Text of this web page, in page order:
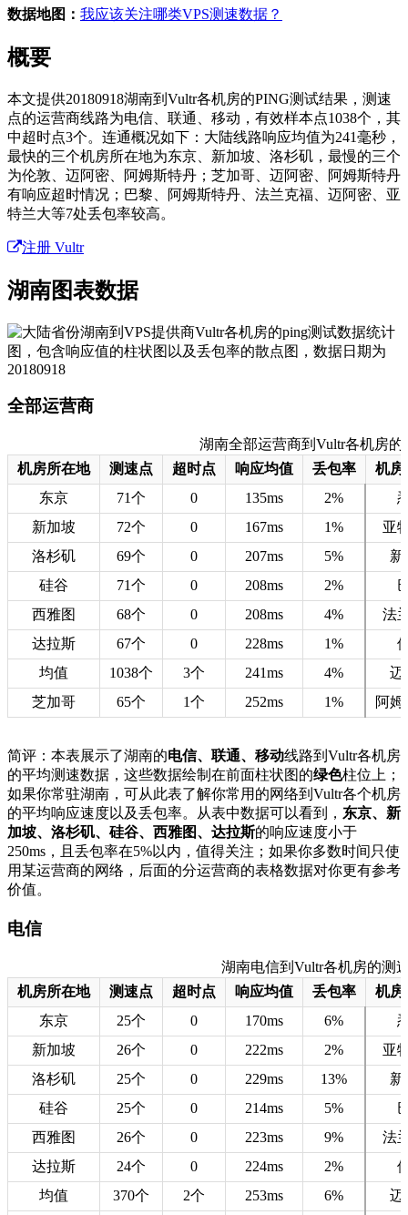
数据地图： 我应该关注哪类VPS测速数据？
概要
本文提供20180918湖南到Vultr各机房的PING测试结果，测速
点的运营商线路为电信、联通、移动，有效样本点1038个，其
中超时点3个。连通概况如下：大陆线路响应均值为241毫秒，
最快的三个机房所在地为东京、新加坡、洛杉矶，最慢的三个
为伦敦、迈阿密、阿姆斯特丹；芝加哥、迈阿密、阿姆斯特丹
有响应超时情况；巴黎、阿姆斯特丹、法兰克福、迈阿密、亚
特兰大等7处丢包率较高。
注册 Vultr
湖南图表数据
全部运营商
湖南全部运营商到Vultr各机房的
机房所在地
测速点 超时点 响应均值 丢包率
机房
东京
71个 0 135ms 2%
新加坡
72个 0 167ms 1%
亚
洛杉矶
69个 0 207ms 5%
新
硅谷
71个 0 208ms 2%
西雅图
68个 0 208ms 4%
法
达拉斯
67个 0 228ms 1%
均值
1038个 3个 241ms 4%
迈
芝加哥
65个 1个 252ms 1% 阿
简评：本表展示了湖南的电信、联通、移动线路到Vultr各机房
的平均测速数据，这些数据绘制在前面柱状图的绿色柱位上；
如果你常驻湖南，可从此表了解你常用的网络到Vultr各个机房
的平均响应速度以及丢包率。从表中数据可以看到， 东京、新
加坡、洛杉矶、硅谷、西雅图、达拉斯的响应速度小于
250ms，且丢包率在5%以内，值得关注；如果你多数时间只使
用某运营商的网络，后面的分运营商的表格数据对你更有参考
价值。
电信
湖南电信到Vultr各机房的测
机房所在地
测速点 超时点 响应均值 丢包率
机房
东京
25个 0 170ms 6%
新加坡
26个 0 222ms 2%
亚
洛杉矶
25个 0 229ms 13%
新
硅谷
25个 0 214ms 5%
西雅图
26个 0 223ms 9%
法
达拉斯
24个 0 224ms 2%
均值
370个 2个 253ms 6%
迈